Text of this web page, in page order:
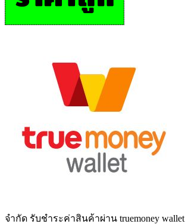
จำกัด รับชำระค่าสินค้าผ่าน truemoney wallet